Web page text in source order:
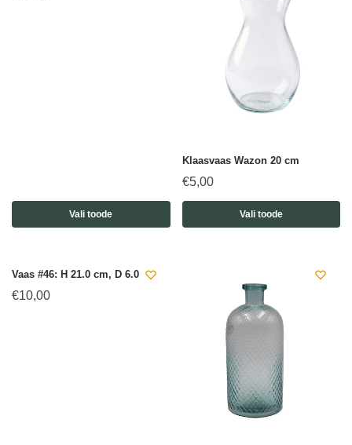
Vali toode
Klaasvaas Wazon 20 cm
€5,00
Vali toode
Vaas #46: H 21.0 cm, D 6.0 cm
€10,00